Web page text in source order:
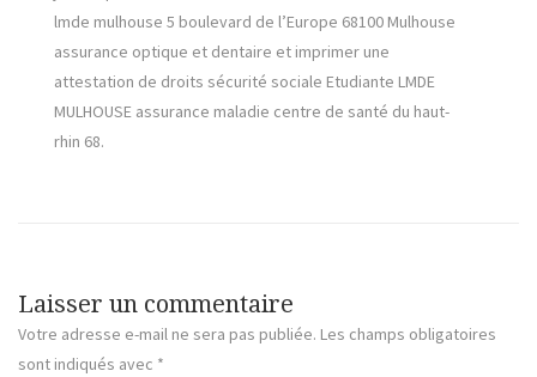
lmde mulhouse 5 boulevard de l’Europe 68100 Mulhouse
assurance optique et dentaire et imprimer une
attestation de droits sécurité sociale Etudiante LMDE
MULHOUSE assurance maladie centre de santé du haut-
rhin 68.
Laisser un commentaire
Votre adresse e-mail ne sera pas publiée. Les champs obligatoires
sont indiqués avec *